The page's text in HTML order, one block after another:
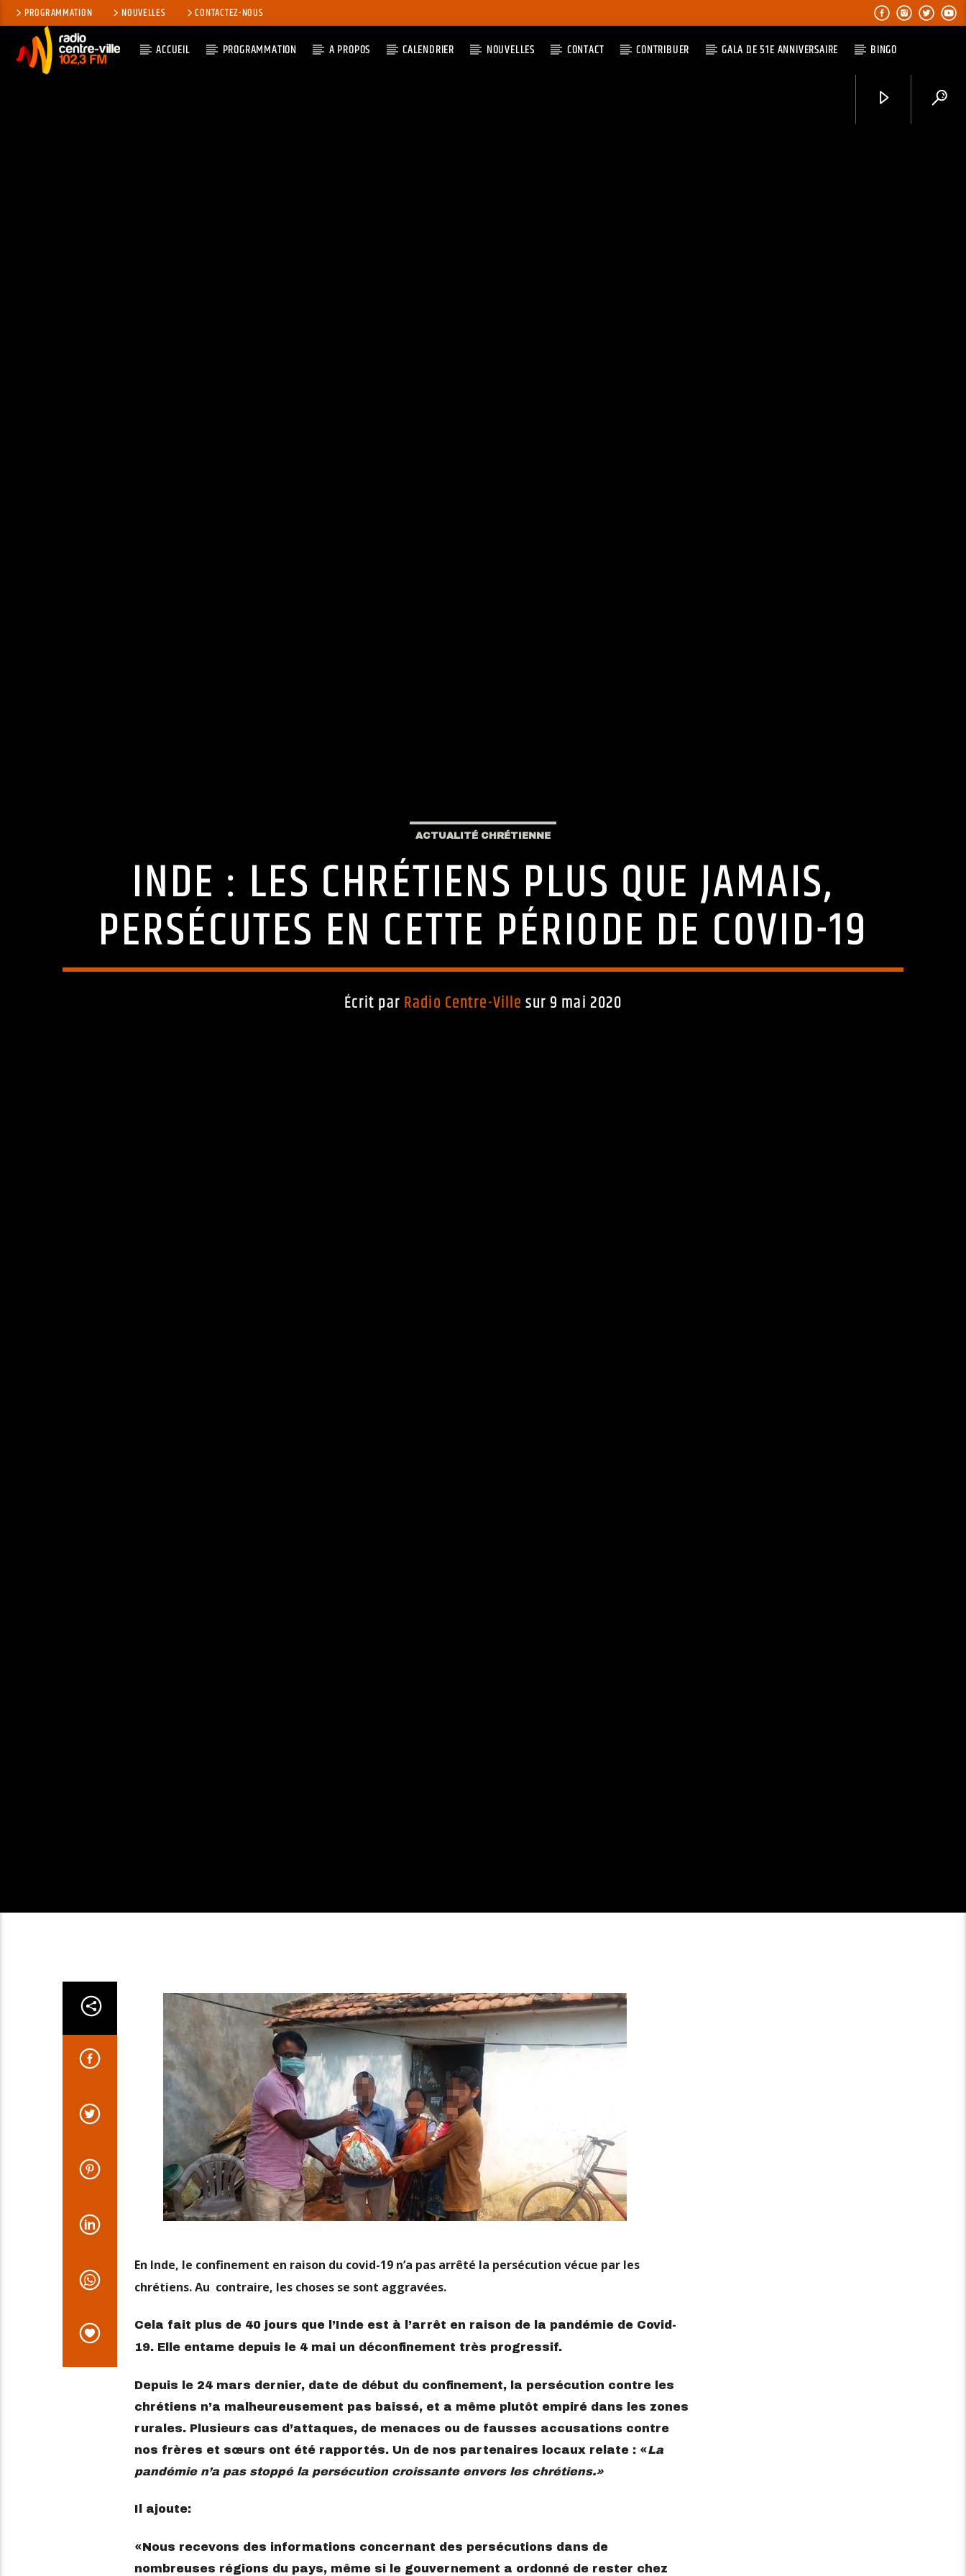
PROGRAMMATION NOUVELLES CONTACTEZ-NOUS
ACCUEIL PROGRAMMATION A PROPOS CALENDRIER NOUVELLES CONTACT CONTRIBUER GALA DE 51E ANNIVERSAIRE BINGO
ACTUALITÉ CHRÉTIENNE
INDE : LES CHRÉTIENS PLUS QUE JAMAIS,
PERSÉCUTES EN CETTE PÉRIODE DE COVID-19
Écrit par Radio Centre-Ville sur 9 mai 2020
En Inde, le confinement en raison du covid-19 n’a pas arrêté la persécution vécue par les
chrétiens. Au contraire, les choses se sont aggravées.
Cela fait plus de 40 jours que l’Inde est à l’arrêt en raison de la pandémie de Covid-
19. Elle entame depuis le 4 mai un déconfinement très progressif.
Depuis le 24 mars dernier, date de début du confinement, la persécution contre les
chrétiens n’a malheureusement pas baissé, et a même plutôt empiré dans les zones
rurales. Plusieurs cas d’attaques, de menaces ou de fausses accusations contre
nos frères et sœurs ont été rapportés. Un de nos partenaires locaux relate : «La
pandémie n’a pas stoppé la persécution croissante envers les chrétiens.»
Il ajoute:
«Nous recevons des informations concernant des persécutions dans de
nombreuses régions du pays, même si le gouvernement a ordonné de rester chez